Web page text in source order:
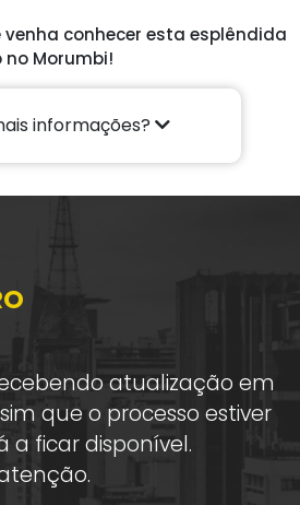
conhecer esta esplêndida
Morumbi!
informações?
atualização em
que o processo estiver
a ficar disponível.